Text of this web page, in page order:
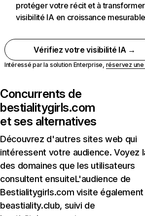
protéger votre récit et à
visibilité IA en croissance
Vérifiez votre visibilité IA →
Intéressé par la solution Enterprise, réservez
Concurrents de
bestialitygirls.com
et ses alternatives
Découvrez d'autres sites web qui
intéressent votre audience. Voyez
des domaines que les utilisateurs
consultent ensuiteL'audience de
Bestialitygirls.com visite également
beastiality.club, suivi de